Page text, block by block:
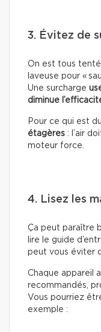
3. Évitez de
On est tous
laveuse pour «
Une surcharge
diminue
Pour ce qui est
étagères : l’air
moteur force.
4. Lisez les
Ça peut paraître
lire le guide
peut vous éviter
Chaque appareil
recommandés,
Vous pourriez
exemple :